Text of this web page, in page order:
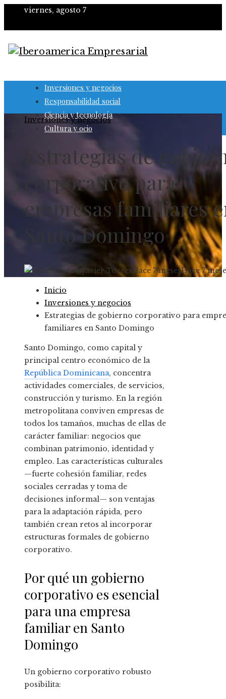
viernes, agosto 7
Inversiones y negocios
Responsabilidad social
Ciencia y tecnología
Cultura y ocio
Inversiones y negocios
Estrategias de
corporativo para
empresas familiares
Santo Domingo
Javier TorresHace 7 mesesHace 7
Inicio
Inversiones y negocios
Estrategias de gobierno corporativo para
familiares en Santo Domingo
Santo Domingo, como capital y
principal centro económico de la
República Dominicana, concentra
actividades comerciales, de servicios,
construcción y turismo. En la región
metropolitana conviven empresas de
todos los tamaños, muchas de ellas de
carácter familiar: negocios que
combinan patrimonio, identidad y
empleo. Las características culturales
—fuerte cohesión familiar, redes
sociales cerradas y toma de
decisiones informal— son ventajas
para la adaptación rápida, pero
también crean retos al incorporar
estructuras formales de gobierno
corporativo.
Por qué un gobierno
corporativo es esencial
para una empresa
familiar en Santo
Domingo
Un gobierno corporativo robusto
posibilita: